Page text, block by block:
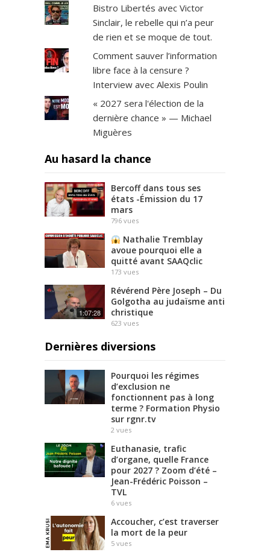
Bistro Libertés avec Victor
Sinclair, le rebelle qui n’a peur
de rien et se moque de tout.
Comment sauver l’information
libre face à la censure ?
Interview avec Alexis Poulin
« 2027 sera l'élection de la
dernière chance » — Michael
Miguères
Au hasard la chance
Bercoff dans tous ses
états -Émission du 17
mars
796 vues
Nathalie Tremblay
avoue pourquoi elle a
quitté avant SAAQclic
173 vues
1:07:28
Révérend Père Joseph – Du
Golgotha au judaïsme anti
christique
623 vues
Dernières diversions
Pourquoi les régimes
d’exclusion ne
fonctionnent pas à long
terme ? Formation Physio
sur rgnr.tv
2 vues
Euthanasie, trafic
d’organe, quelle France
pour 2027 ? Zoom d’été –
Jean-Frédéric Poisson –
TVL
6 vues
Accoucher, c’est traverser
la mort de la peur
5 vues